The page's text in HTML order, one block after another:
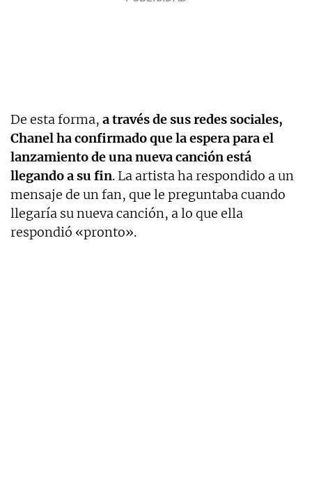
De esta forma, a través de sus redes sociales,
Chanel ha confirmado que la espera para el
lanzamiento de una nueva canción está
llegando a su fin. La artista ha respondido a un
mensaje de un fan, que le preguntaba cuando
llegaría su nueva canción, a lo que ella
respondió «pronto».